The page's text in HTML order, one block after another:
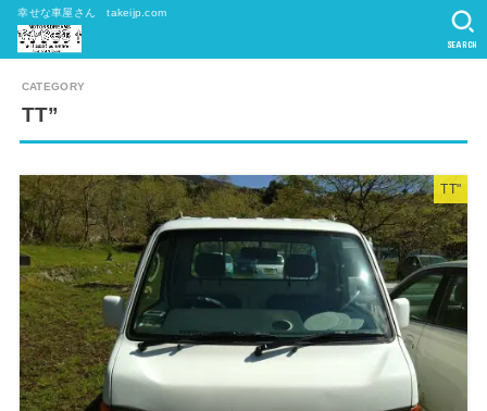
幸せな車屋さん takeijp.com
SEARCH
TT”
TT"